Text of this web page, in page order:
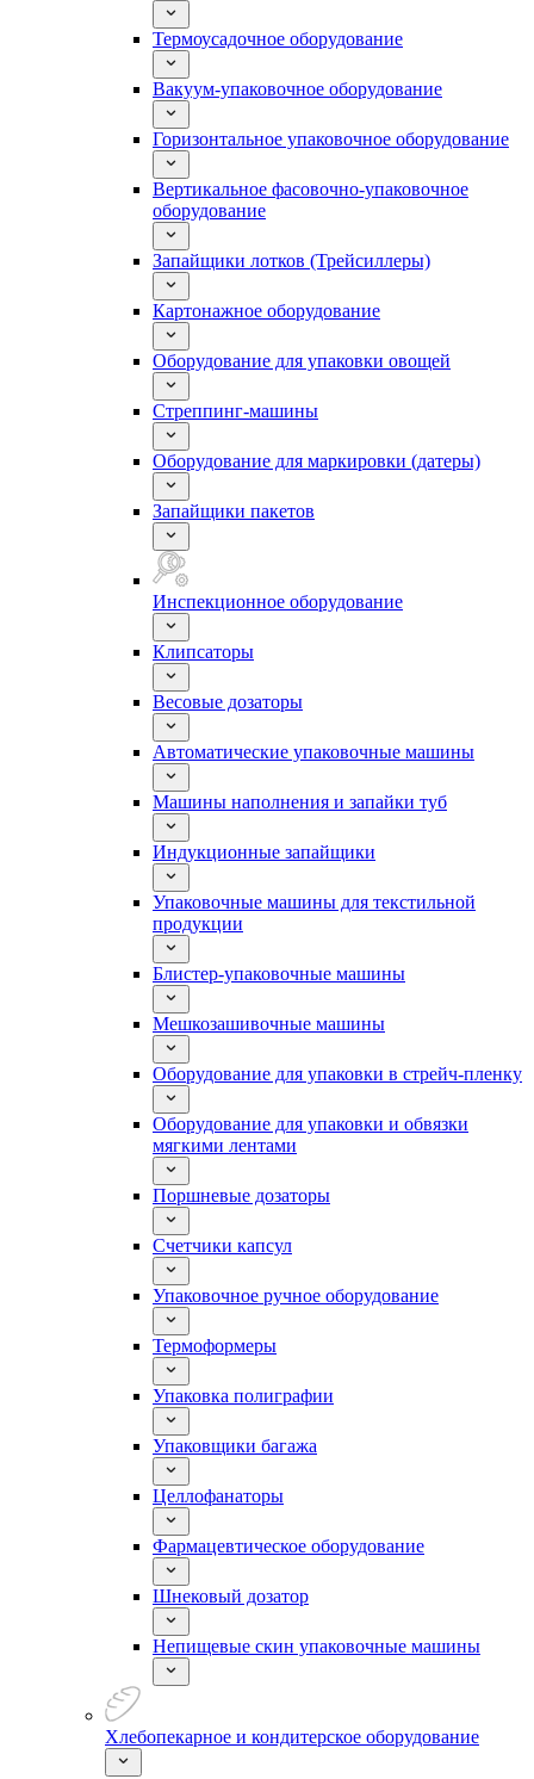
Термоусадочное оборудование
Вакуум-упаковочное оборудование
Горизонтальное упаковочное оборудование
Вертикальное фасовочно-упаковочное
оборудование
Запайщики лотков (Трейсиллеры)
Картонажное оборудование
Оборудование для упаковки овощей
Стреппинг-машины
Оборудование для маркировки (датеры)
Запайщики пакетов
Инспекционное оборудование
Клипсаторы
Весовые дозаторы
Автоматические упаковочные машины
Машины наполнения и запайки туб
Индукционные запайщики
Упаковочные машины для текстильной
продукции
Блистер-упаковочные машины
Мешкозашивочные машины
Оборудование для упаковки в стрейч-пленку
Оборудование для упаковки и обвязки
мягкими лентами
Поршневые дозаторы
Счетчики капсул
Упаковочное ручное оборудование
Термоформеры
Упаковка полиграфии
Упаковщики багажа
Целлофанаторы
Фармацевтическое оборудование
Шнековый дозатор
Непищевые скин упаковочные машины
Хлебопекарное и кондитерское оборудование